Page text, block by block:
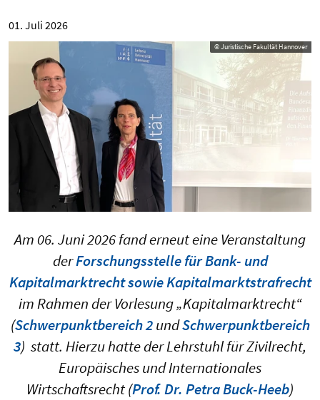
01. Juli 2026
© Juristische Fakultät Hannover
Am 06. Juni 2026 fand erneut eine Veranstaltung
derForschungsstelle für Bank- und
Kapitalmarktrecht sowie Kapitalmarktstrafrecht
im Rahmen der Vorlesung „Kapitalmarktrecht“
(Schwerpunktbereich 2undSchwerpunktbereich
3) statt. Hierzu hatte der Lehrstuhl für Zivilrecht,
Europäisches und Internationales
Wirtschaftsrecht (Prof. Dr. Petra Buck-Heeb)